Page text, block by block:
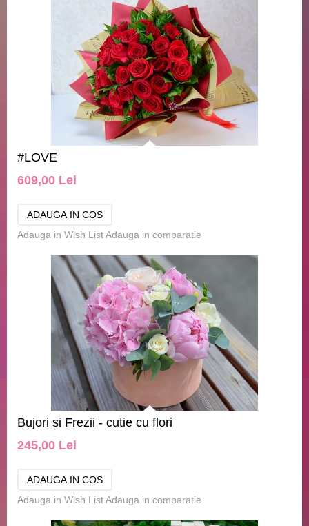
#LOVE
609,00 Lei
Adauga in Wish ListAdauga in comparatie
Bujori si Frezii - cutie cu flori
245,00 Lei
Adauga in Wish ListAdauga in comparatie